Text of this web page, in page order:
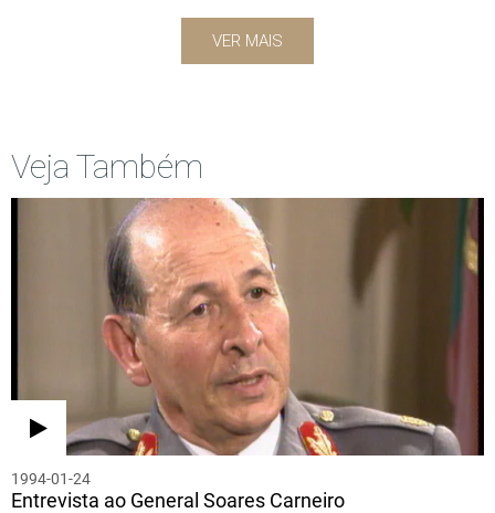
VER MAIS
Veja Também
1994-01-24
Entrevista ao General Soares Carneiro